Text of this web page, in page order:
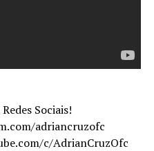
Sociais!
adriancruzofc
c/AdrianCruzOfc